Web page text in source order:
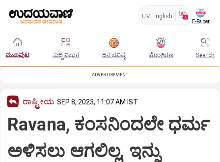
UV English
E-Paper
ಮುಖಪುಟ ಸುದ್ದಿ ವಿಭಾಗ ದಿನ ಭವಿಷ್ಯ ಹೊಂಗಿರಣ Search
ADVERTISEMENT
ರಾಷ್ಟ್ರೀಯ SEP 8, 2023, 11:07 AM IST
Ravana, ಕಂಸನಿಂದಲೇ ಧರ್ಮ
ಅಳಿಸಲು ಆಗಲಿಲ್ಲ, ಇನ್ನು